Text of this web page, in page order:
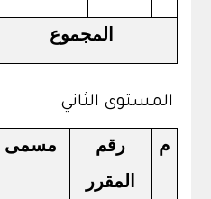
المجموع
المستوى الثاني
م
رقم
المقرر
مسمى